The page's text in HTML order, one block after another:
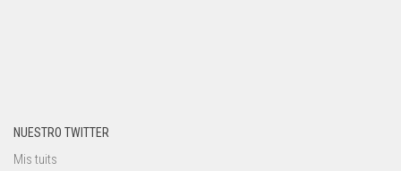
NUESTRO TWITTER
Mis tuits